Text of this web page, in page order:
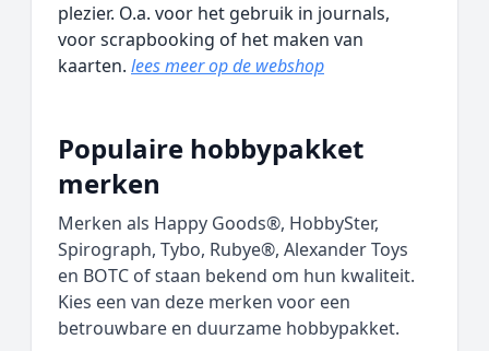
plezier. O.a. voor het gebruik in journals,
voor scrapbooking of het maken van
kaarten. lees meer op de webshop
Populaire hobbypakket
merken
Merken als Happy Goods®, HobbySter,
Spirograph, Tybo, Rubye®, Alexander Toys
en BOTC of staan bekend om hun kwaliteit.
Kies een van deze merken voor een
betrouwbare en duurzame hobbypakket.